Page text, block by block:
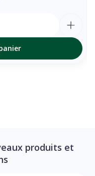
produits et